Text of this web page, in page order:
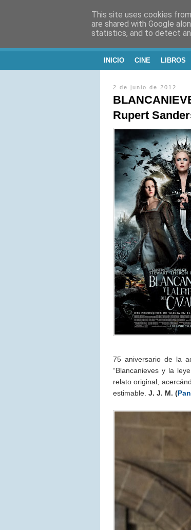
CINE,
Blog de Cine y
INICIO CINE LIBROS
2 de junio de 2012
Rupert
75 aniversario de la
“Blancanieves y la
relato original,
estimable. J. J. M. (
This site uses cookies
are shared with Google
statistics, and to detect